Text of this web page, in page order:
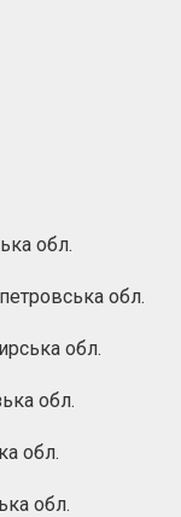
обл.
обл.
обл.
обл.
обл.
обл.